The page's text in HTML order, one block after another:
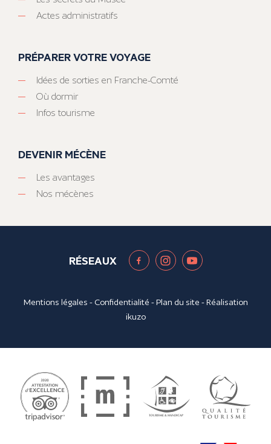
Actes administratifs
PRÉPARER VOTRE VOYAGE
Idées de sorties en Franche-Comté
Où dormir
Infos tourisme
DEVENIR MÉCÈNE
Les avantages
Nos mécènes
RÉSEAUX
Mentions légales - Confidentialité -Plan du site - Réalisation
ikuzo